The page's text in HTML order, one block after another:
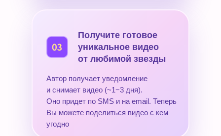
Автор получает уведомление
и снимает видео (~1−3 дня).
Оно придет по SMS и на email. Теперь
Вы можете поделиться видео с кем
угодно
Получите готовое
уникальное видео
от любимой звезды